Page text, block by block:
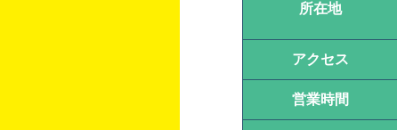
所在地
アクセス
営業時間